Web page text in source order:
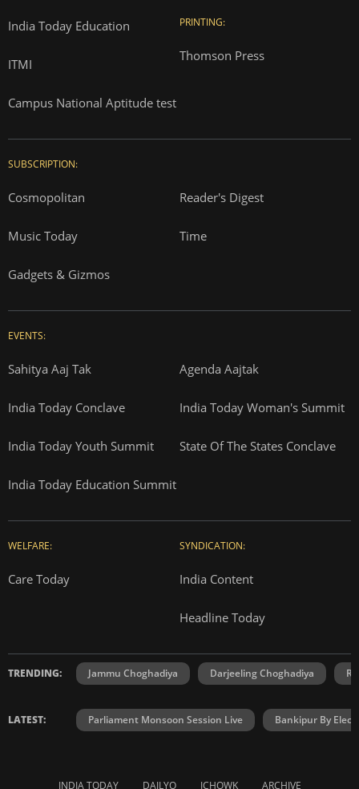
India Today Education
ITMI
Campus National Aptitude test
PRINTING:
Thomson Press
SUBSCRIPTION:
Cosmopolitan Reader's Digest
Music Today Time
Gadgets & Gizmos
EVENTS:
Sahitya Aaj Tak Agenda Aajtak
India Today Conclave India Today Woman's Summit
India Today Youth Summit State Of The States Conclave
India Today Education Summit
WELFARE:
Care Today
SYNDICATION:
India Content
Headline Today
TRENDING: Jammu Choghadiya Darjeeling Choghadiya
LATEST: Parliament Monsoon Session Live Bankipur By
INDIA TODAY DAILYO ICHOWK ARCHIVE